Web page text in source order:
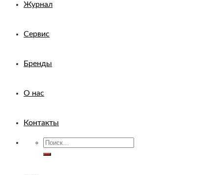
Журнал
Сервис
Бренды
О нас
Контакты
Искать: